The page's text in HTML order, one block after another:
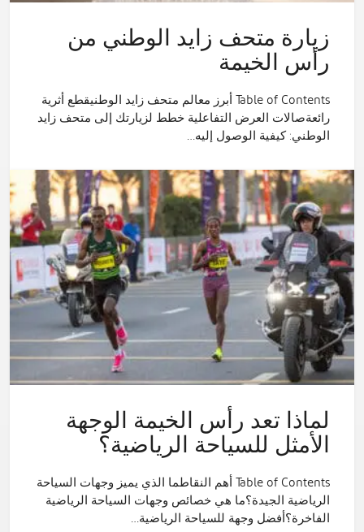
زيارة متحف زايد الوطني من
رأس الخيمة
Table of Contents أبرز معالم متحف زايد الوطنيقطع أثرية
رائعةصالات العرض التفاعلية خطط لزيارتك إلى متحف زايد
الوطني: كيفية الوصول إليه…
لماذا تعد رأس الخيمة الوجهة
الأمثل للسياحة الرياضية؟
Table of Contents أهم النقاطما الذي يميز وجهات السياحة
الرياضية الجيدة؟ما هي خصائص وجهات السياحة الرياضية
الفاخرة؟أفضل وجهة للسياحة الرياضية…